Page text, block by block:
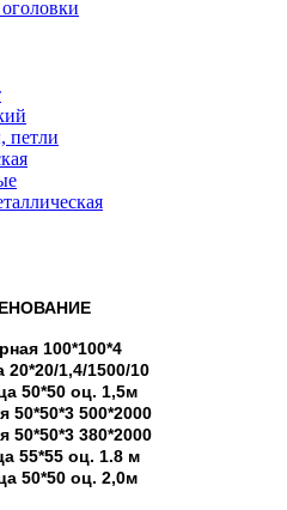
петли
100*100*4
20*20/1,4/1500/10
50*50 оц. 1,5м
50*50*3 500*2000
50*50*3 380*2000
55*55 оц. 1.8 м
50*50 оц. 2,0м